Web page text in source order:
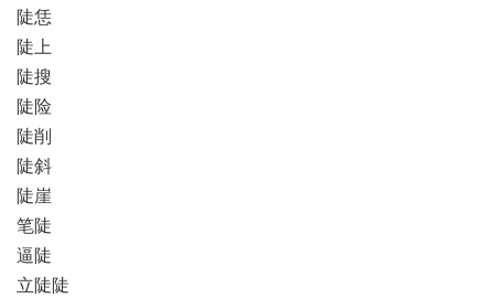
陡恁
陡上
陡搜
陡险
陡削
陡斜
陡崖
笔陡
逼陡
立陡陡